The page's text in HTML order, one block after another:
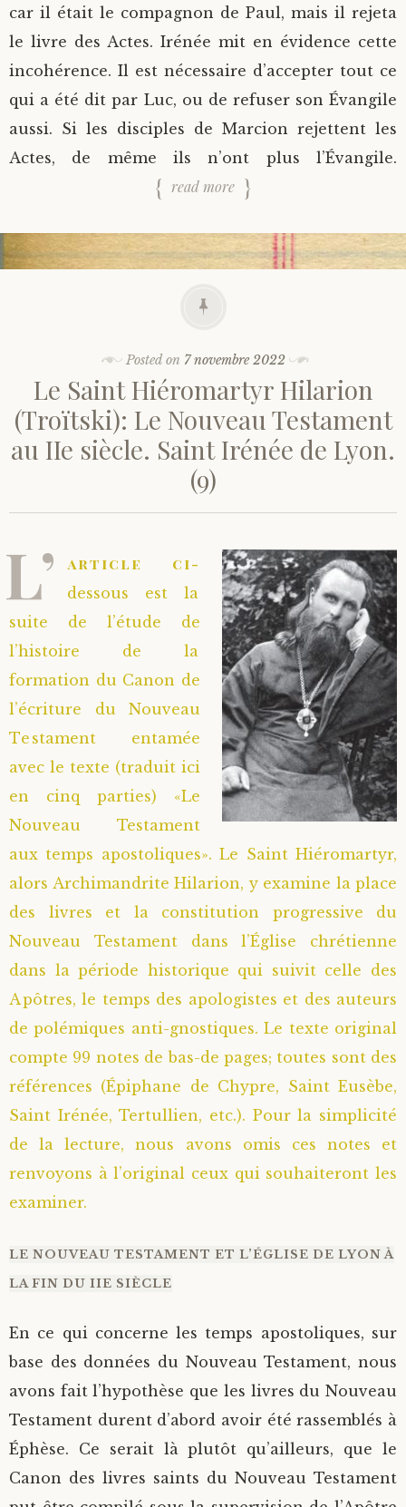
car il était le compagnon de Paul, mais il rejeta
le livre des Actes. Irénée mit en évidence cette
incohérence. Il est nécessaire d’accepter tout ce
qui a été dit par Luc, ou de refuser son Évangile
aussi. Si les disciples de Marcion rejettent les
Actes, de même ils n’ont plus l’Évangile.
read more
Posted on 7 novembre 2022
Le Saint Hiéromartyr Hilarion
(Troïtski): Le Nouveau Testament
au IIe siècle. Saint Irénée de Lyon.
(9)
L’ article ci-
dessous est la
suite de l’étude de
l’histoire de la
formation du Canon de
l’écriture du Nouveau
Testament entamée
avec le texte (traduit ici
en cinq parties) «Le
Nouveau Testament
aux temps apostoliques». Le Saint Hiéromartyr,
alors Archimandrite Hilarion, y examine la place
des livres et la constitution progressive du
Nouveau Testament dans l’Église chrétienne
dans la période historique qui suivit celle des
Apôtres, le temps des apologistes et des auteurs
de polémiques anti-gnostiques. Le texte original
compte 99 notes de bas-de pages; toutes sont des
références (Épiphane de Chypre, Saint Eusèbe,
Saint Irénée, Tertullien, etc.). Pour la simplicité
de la lecture, nous avons omis ces notes et
renvoyons à l’original ceux qui souhaiteront les
examiner.
LE NOUVEAU TESTAMENT ET L’ÉGLISE DE LYON À
LA FIN DU IIE SIÈCLE
En ce qui concerne les temps apostoliques, sur
base des données du Nouveau Testament, nous
avons fait l’hypothèse que les livres du Nouveau
Testament durent d’abord avoir été rassemblés à
Éphèse. Ce serait là plutôt qu’ailleurs, que le
Canon des livres saints du Nouveau Testament